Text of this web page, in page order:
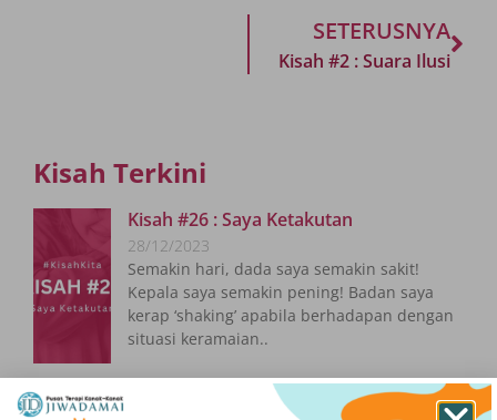
SETERUSNYA
Kisah #2 : Suara Ilusi
Kisah Terkini
Kisah #26 : Saya Ketakutan
28/12/2023
Semakin hari, dada saya semakin sakit!
Kepala saya semakin pening! Badan saya
kerap ‘shaking’ apabila berhadapan dengan
situasi keramaian..
Kisah #25 : Aku Menderita